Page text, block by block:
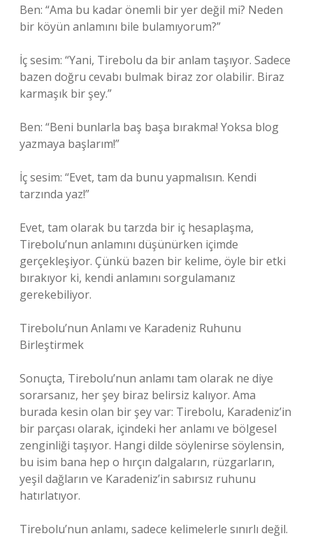
Ben: “Ama bu kadar önemli bir yer değil mi? Neden
bir köyün anlamını bile bulamıyorum?”
İç sesim: “Yani, Tirebolu da bir anlam taşıyor. Sadece
bazen doğru cevabı bulmak biraz zor olabilir. Biraz
karmaşık bir şey.”
Ben: “Beni bunlarla baş başa bırakma! Yoksa blog
yazmaya başlarım!”
İç sesim: “Evet, tam da bunu yapmalısın. Kendi
tarzında yaz!”
Evet, tam olarak bu tarzda bir iç hesaplaşma,
Tirebolu’nun anlamını düşünürken içimde
gerçekleşiyor. Çünkü bazen bir kelime, öyle bir etki
bırakıyor ki, kendi anlamını sorgulamanız
gerekebiliyor.
Tirebolu’nun Anlamı ve Karadeniz Ruhunu
Birleştirmek
Sonuçta, Tirebolu’nun anlamı tam olarak ne diye
sorarsanız, her şey biraz belirsiz kalıyor. Ama
burada kesin olan bir şey var: Tirebolu, Karadeniz’in
bir parçası olarak, içindeki her anlamı ve bölgesel
zenginliği taşıyor. Hangi dilde söylenirse söylensin,
bu isim bana hep o hırçın dalgaların, rüzgarların,
yeşil dağların ve Karadeniz’in sabırsız ruhunu
hatırlatıyor.
Tirebolu’nun anlamı, sadece kelimelerle sınırlı değil.